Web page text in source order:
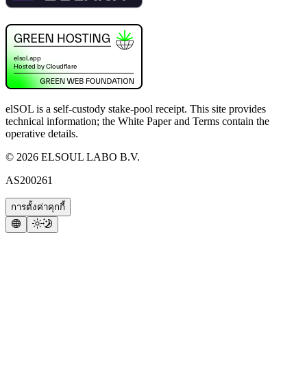
elSOL is a self-custody stake-pool receipt. This site provides
technical information; the White Paper and Terms contain the
operative details.
© 2026 ELSOUL LABO B.V.
AS200261
การตั้งค่าคุกกี้